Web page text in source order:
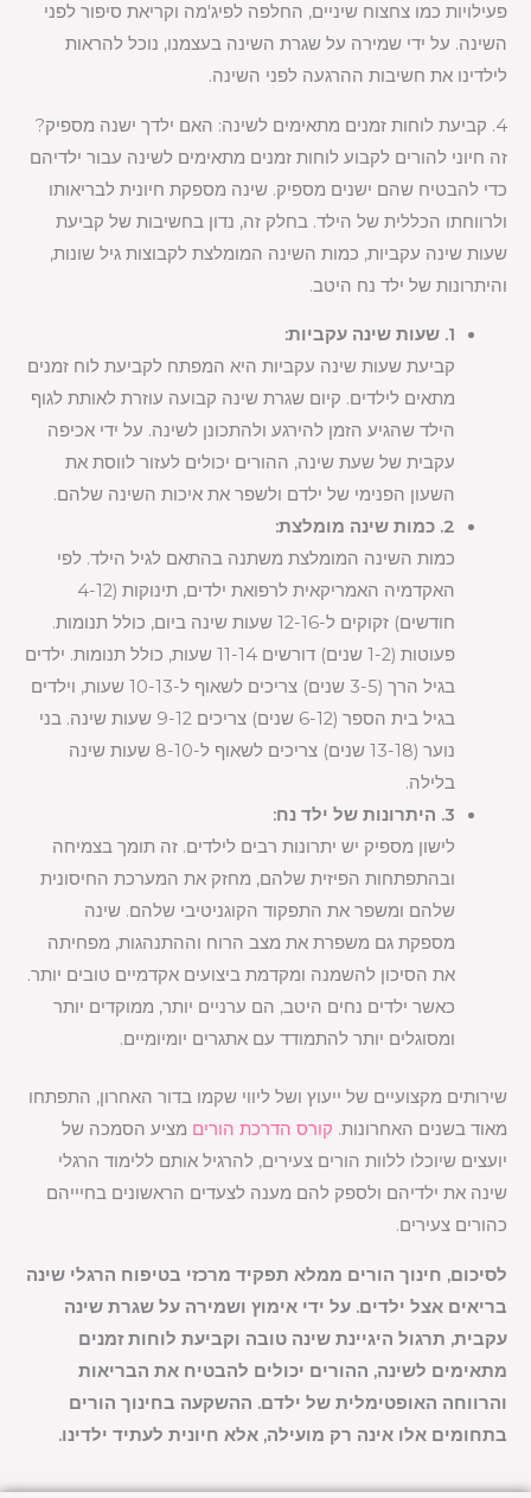
פעילויות כמו צחצוח שיניים, החלפה לפיג'מה וקריאת סיפור לפני
השינה. על ידי שמירה על שגרת השינה בעצמנו, נוכל להראות
לילדינו את חשיבות ההרגעה לפני השינה.
4. קביעת לוחות זמנים מתאימים לשינה: האם ילדך ישנה מספיק?
זה חיוני להורים לקבוע לוחות זמנים מתאימים לשינה עבור ילדיהם
כדי להבטיח שהם ישנים מספיק. שינה מספקת חיונית לבריאותו
ולרווחתו הכללית של הילד. בחלק זה, נדון בחשיבות של קביעת
שעות שינה עקביות, כמות השינה המומלצת לקבוצות גיל שונות,
והיתרונות של ילד נח היטב.
1. שעות שינה עקביות:
קביעת שעות שינה עקביות היא המפתח לקביעת לוח זמנים
מתאים לילדים. קיום שגרת שינה קבועה עוזרת לאותת לגוף
הילד שהגיע הזמן להירגע ולהתכונן לשינה. על ידי אכיפה
עקבית של שעת שינה, ההורים יכולים לעזור לווסת את
השעון הפנימי של ילדם ולשפר את איכות השינה שלהם.
2. כמות שינה מומלצת:
כמות השינה המומלצת משתנה בהתאם לגיל הילד. לפי
האקדמיה האמריקאית לרפואת ילדים, תינוקות (4-12
חודשים) זקוקים ל-12-16 שעות שינה ביום, כולל תנומות.
פעוטות (1-2 שנים) דורשים 11-14 שעות, כולל תנומות. ילדים
בגיל הרך (3-5 שנים) צריכים לשאוף ל-10-13 שעות, וילדים
בגיל בית הספר (6-12 שנים) צריכים 9-12 שעות שינה. בני
נוער (13-18 שנים) צריכים לשאוף ל-8-10 שעות שינה
בלילה.
3. היתרונות של ילד נח:
לישון מספיק יש יתרונות רבים לילדים. זה תומך בצמיחה
ובהתפתחות הפיזית שלהם, מחזק את המערכת החיסונית
שלהם ומשפר את התפקוד הקוגניטיבי שלהם. שינה
מספקת גם משפרת את מצב הרוח וההתנהגות, מפחיתה
את הסיכון להשמנה ומקדמת ביצועים אקדמיים טובים יותר.
כאשר ילדים נחים היטב, הם ערניים יותר, ממוקדים יותר
ומסוגלים יותר להתמודד עם אתגרים יומיומיים.
שירותים מקצועיים של ייעוץ ושל ליווי שקמו בדור האחרון, התפתחו
מאוד בשנים האחרונות. קורס הדרכת הורים מציע הסמכה של
יועצים שיוכלו ללוות הורים צעירים, להרגיל אותם ללימוד הרגלי
שינה את ילדיהם ולספק להם מענה לצעדים הראשונים בחיייהם
כהורים צעירים.
לסיכום, חינוך הורים ממלא תפקיד מרכזי בטיפוח הרגלי שינה
בריאים אצל ילדים. על ידי אימוץ ושמירה על שגרת שינה
עקבית, תרגול היגיינת שינה טובה וקביעת לוחות זמנים
מתאימים לשינה, ההורים יכולים להבטיח את הבריאות
והרווחה האופטימלית של ילדם. ההשקעה בחינוך הורים
בתחומים אלו אינה רק מועילה, אלא חיונית לעתיד ילדינו.